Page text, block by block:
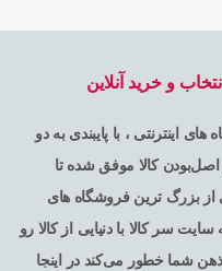
و خرید آنلاین
اینترنتی ، با پایبندی به دو
اصل‌بودن کالا موفق شده تا
از بزرگ ترین فروشگاه های
سر کالا با دنیایی از کالا رو
ذهن شما خطور می‌کند در اینجا